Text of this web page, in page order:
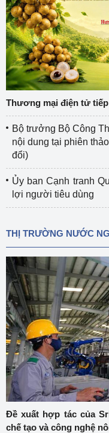
Thương mại điện tử tiếp
Bộ trưởng Bộ Công
nội dung tại phiên
đổi)
Ủy ban Cạnh tranh
lợi người tiêu dùng
THỊ TRƯỜNG NƯỚC
Đề xuất hợp tác của
chế tạo và công nghệ